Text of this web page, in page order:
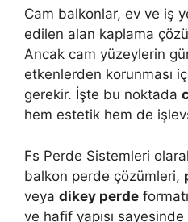
Cam balkonlar, ev ve iş
edilen alan kaplama
Ancak cam yüzeylerin
etkenlerden korunması
gerekir. İşte bu noktada
hem estetik hem de
Fs Perde Sistemleri
balkon perde çözümleri,
veya dikey perde
ve hafif yapısı